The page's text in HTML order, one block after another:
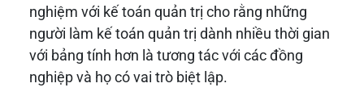
nghiệm với kế toán quản trị cho rằng những
người làm kế toán quản trị dành nhiều thời gian
với bảng tính hơn là tương tác với các đồng
nghiệp và họ có vai trò biệt lập.